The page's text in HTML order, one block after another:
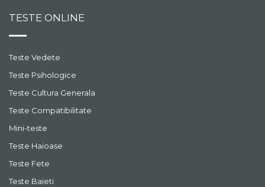
TESTE ONLINE
Teste Vedete
Teste Psihologice
Teste Cultura Generala
Teste Compatibilitate
Mini-teste
Teste Haioase
Teste Fete
Teste Baieti